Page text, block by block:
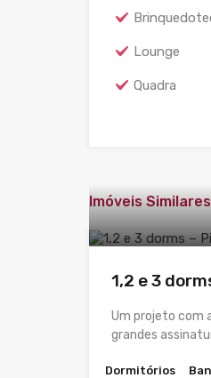
Lounge
Quadra
Imóveis Similares
1,2 e 3
Um projeto com
grandes
Dormitórios